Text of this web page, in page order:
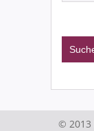
© 2013